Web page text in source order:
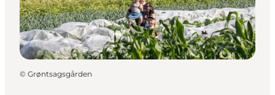
© Grøntsagsgården